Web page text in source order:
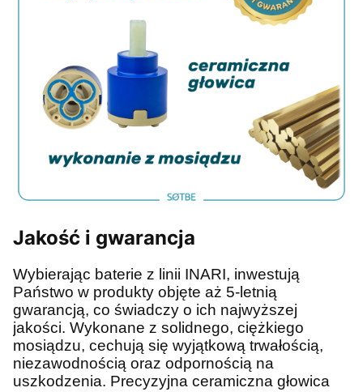
Jakość i gwarancja
Wybierając baterie z linii INARI, inwestują
Państwo w produkty objęte aż 5-letnią
gwarancją, co świadczy o ich najwyższej
jakości. Wykonane z solidnego, ciężkiego
mosiądzu, cechują się wyjątkową trwałością,
niezawodnością oraz odpornością na
uszkodzenia. Precyzyjna ceramiczna głowica